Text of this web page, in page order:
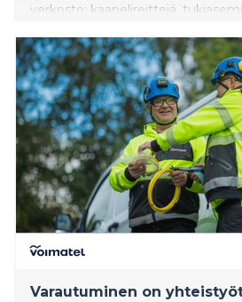
verkosto: kaapelireittejä,
ratkaisevaa ei ole vain se,
mitä jää käyttöön sen jälkeen.
tarpeeseen.
Varautuminen on